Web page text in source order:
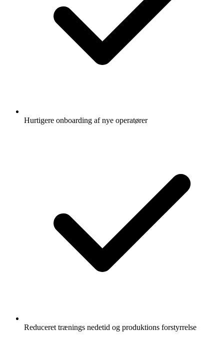
Hurtigere onboarding af nye operatører
Reduceret trænings nedetid og produktions forstyrrelse